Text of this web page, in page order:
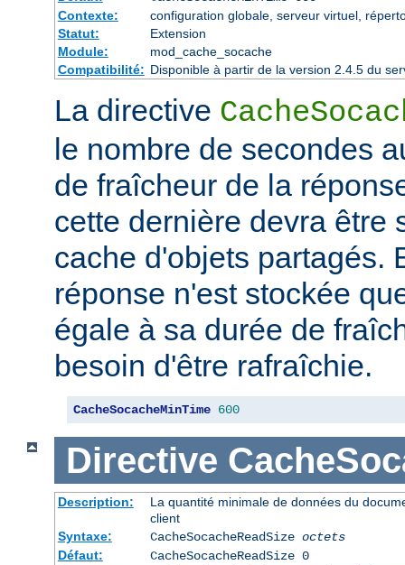
Contexte:
configuration globale, serveur virtuel,
Statut:
Extension
Module:
mod_cache_socache
Compatibilité: Disponible à partir de la version 2.4.5 du
La directive
le nombre de secondes
de fraîcheur de la
cette dernière devra être
cache d'objets partagés.
réponse n'est stockée
égale à sa durée de
besoin d'être rafraîchie.
CacheSocacheMinTime 600
Directive
Description:
La quantité minimale de données du
client
Syntaxe:
CacheSocacheReadSize octets
Défaut:
CacheSocacheReadSize 0